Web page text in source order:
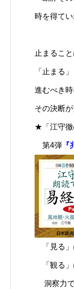
時を得て
止まるこ
「止まる
進むべき
その決断が
★「江守徹
第4弾
「見る」
「観る」
洞察力で